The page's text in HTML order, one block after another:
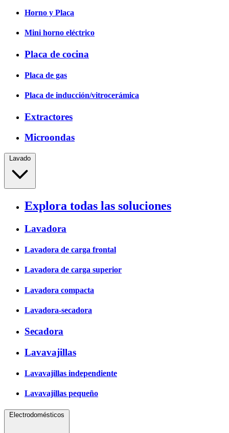
Horno y Placa
Mini horno eléctrico
Placa de cocina
Placa de gas
Placa de inducción/vitrocerámica
Extractores
Microondas
Lavado
Explora todas las soluciones
Lavadora
Lavadora de carga frontal
Lavadora de carga superior
Lavadora compacta
Lavadora-secadora
Secadora
Lavavajillas
Lavavajillas independiente
Lavavajillas pequeño
Electrodomésticos